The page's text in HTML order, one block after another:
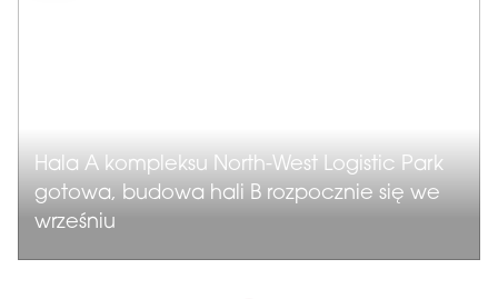
Hala A kompleksu North-West Logistic Park
gotowa, budowa hali B rozpocznie się we
wrześniu